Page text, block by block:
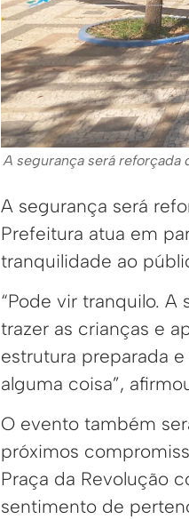
A segurança será reforçada
A segurança será
Prefeitura atua em
tranquilidade ao
“Pode vir tranquilo.
trazer as crianças e
estrutura preparada
alguma coisa”,
O evento também
próximos
Praça da Revolução
sentimento de